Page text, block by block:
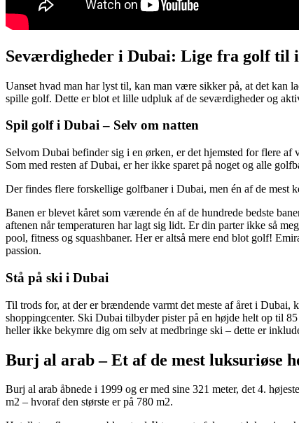
Seværdigheder i Dubai: Lige fra golf til
Uanset hvad man har lyst til, kan man være sikker på, at det kan
spille golf. Dette er blot et lille udpluk af de seværdigheder og
Spil golf i Dubai – Selv om natten
Selvom Dubai befinder sig i en ørken, er det hjemsted for flere af
Som med resten af Dubai, er her ikke sparet på noget og alle
Der findes flere forskellige golfbaner i Dubai, men én af de mest
Banen er blevet kåret som værende én af de hundrede bedste
aftenen når temperaturen har lagt sig lidt. Er din parter ikke så
pool, fitness og squashbaner. Her er altså mere end blot golf!
passion.
Stå på ski i Dubai
Til trods for, at der er brændende varmt det meste af året i Dubai,
shoppingcenter. Ski Dubai tilbyder pister på en højde helt op til
heller ikke bekymre dig om selv at medbringe ski – dette er
Burj al arab – Et af de mest luksuriøse
Burj al arab åbnede i 1999 og er med sine 321 meter, det 4.
m2 – hvoraf den største er på 780 m2.